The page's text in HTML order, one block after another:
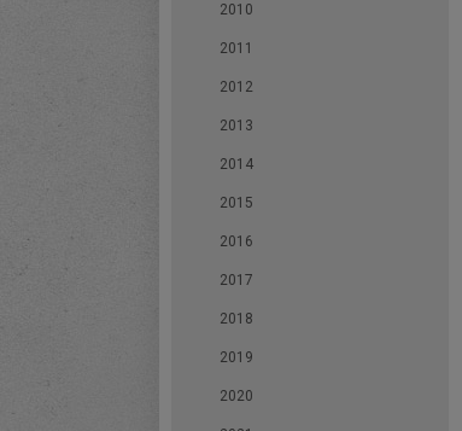
2010
2011
2012
2013
2014
2015
2016
2017
2018
2019
2020